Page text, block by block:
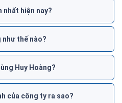
nhất hiện nay?
như thế nào?
Huy Hoàng?
của công ty ra sao?